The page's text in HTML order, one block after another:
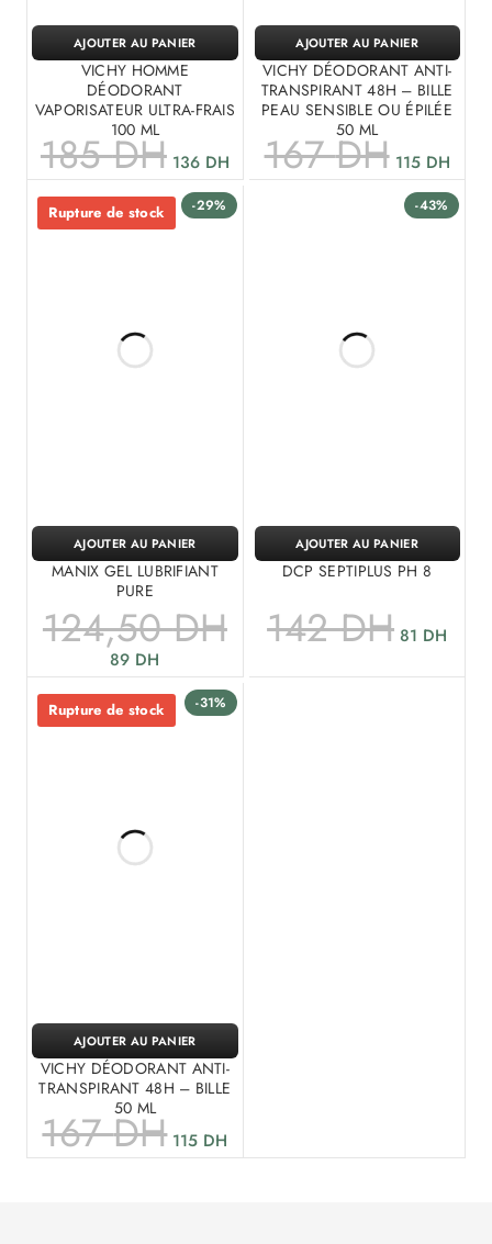
VICHY HOMME
DÉODORANT
VAPORISATEUR ULTRA-FRAIS
100 ML
185DH 136 DH
AJOUTER AU PANIER
VICHY DÉODORANT ANTI-
TRANSPIRANT 48H – BILLE
PEAU SENSIBLE OU ÉPILÉE
50 ML
167DH 115 DH
AJOUTER AU PANIER
-29%
Rupture de stock
MANIX GEL LUBRIFIANT
PURE
124,50DH
89 DH
AJOUTER AU PANIER
-43%
DCP SEPTIPLUS PH 8
142DH 81 DH
AJOUTER AU PANIER
-31%
Rupture de stock
VICHY DÉODORANT ANTI-
TRANSPIRANT 48H – BILLE
50 ML
167DH 115 DH
AJOUTER AU PANIER